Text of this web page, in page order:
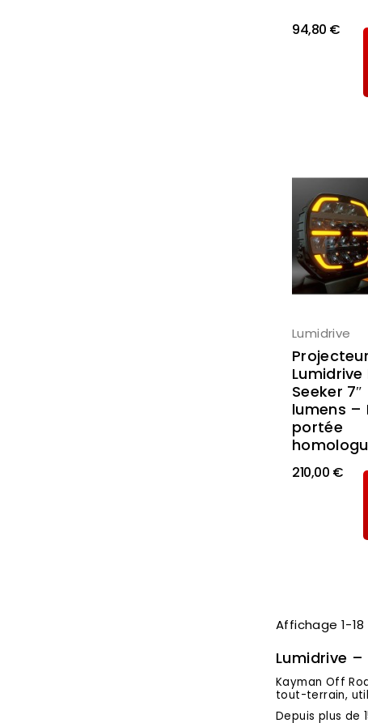
94,80 €
Lumidrive
Projecteur
Lumidrive
Seeker 7″
lumens –
portée
210,00 €
Affichage 1-
Lumidrive –
Kayman Off
tout-terrain,
Depuis plus de